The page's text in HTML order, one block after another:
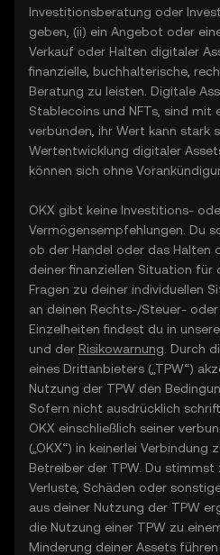
Investitionsberatung oder
geben, (ii) ein Angebot oder
Verkauf oder Halten digitaler
finanzielle, buchhalterische,
Beratung zu leisten. Digitale
Stablecoins und NFTs, sind mit
verbunden, ihr Wert kann stark
Wertentwicklung digitaler
können sich ohne
OKX gibt keine Investitions-
Vermögensempfehlungen. Du
ob der Handel oder das Halten
deiner finanziellen Situation für
Fragen zu deiner individuellen
an deinen Rechts-/Steuer-
Einzelheiten findest du in
und der Risikowarnung . Durch
eines Drittanbieters („TPW“)
Nutzung der TPW den
Sofern nicht ausdrücklich
OKX einschließlich seiner
(„OKX“) in keinerlei Verbindung
Betreiber der TPW. Du stimmst
Verluste, Schäden oder
aus deiner Nutzung der TPW
die Nutzung einer TPW zu
Minderung deiner Assets